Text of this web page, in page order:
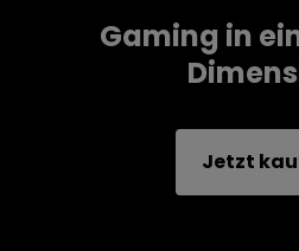
Gaming in
Jetzt